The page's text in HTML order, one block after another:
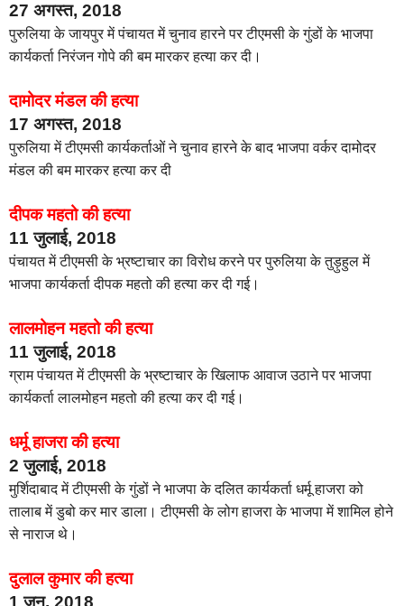
27 अगस्त, 2018
पुरुलिया के जायपुर में पंचायत में चुनाव हारने पर टीएमसी के गुंडों के भाजपा
कार्यकर्ता निरंजन गोपे की बम मारकर हत्या कर दी।
दामोदर मंडल की हत्या
17 अगस्त, 2018
पुरुलिया में टीएमसी कार्यकर्ताओं ने चुनाव हारने के बाद भाजपा वर्कर दामोदर
मंडल की बम मारकर हत्या कर दी
दीपक महतो की हत्या
11 जुलाई, 2018
पंचायत में टीएमसी के भ्रष्टाचार का विरोध करने पर पुरुलिया के तुड़ुहुल में
भाजपा कार्यकर्ता दीपक महतो की हत्या कर दी गई।
लालमोहन महतो की हत्या
11 जुलाई, 2018
ग्राम पंचायत में टीएमसी के भ्रष्टाचार के खिलाफ आवाज उठाने पर भाजपा
कार्यकर्ता लालमोहन महतो की हत्या कर दी गई।
धर्मू हाजरा की हत्या
2 जुलाई, 2018
मुर्शिदाबाद में टीएमसी के गुंडों ने भाजपा के दलित कार्यकर्ता धर्मू हाजरा को
तालाब में डुबो कर मार डाला। टीएमसी के लोग हाजरा के भाजपा में शामिल होने
से नाराज थे।
दुलाल कुमार की हत्या
1 जून, 2018